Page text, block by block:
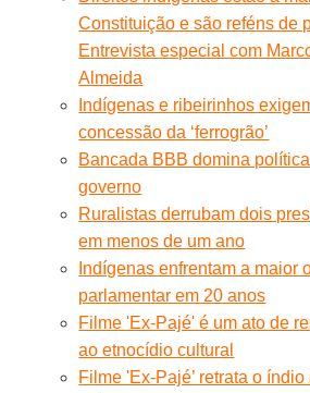
Constituição e são reféns de
Entrevista especial com
Almeida
Indígenas e ribeirinhos
concessão da ‘ferrogrão’
Bancada BBB domina
governo
Ruralistas derrubam dois
em menos de um ano
Indígenas enfrentam a maior
parlamentar em 20 anos
Filme 'Ex-Pajé' é um ato de
ao etnocídio cultural
Filme 'Ex-Pajé’ retrata o